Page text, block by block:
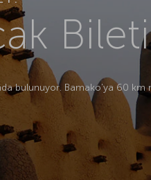
Bileti
bulunuyor. Bamako’ya 60